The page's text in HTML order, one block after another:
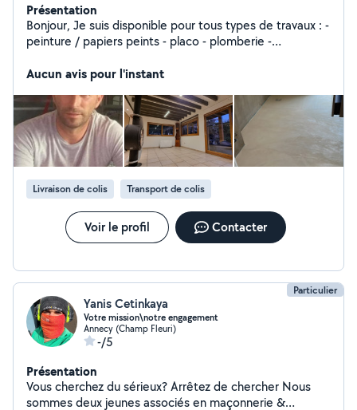
Présentation
Bonjour, Je suis disponible pour tous types de travaux : -
peinture / papiers peints - placo - plomberie -
Aucun avis pour l'instant
Livraison de colis Transport de colis
Voir le profil Contacter
Particulier
Yanis Cetinkaya
Votre mission\notre engagement
Annecy (Champ Fleuri)
-/5
Présentation
Vous cherchez du sérieux? Arrêtez de chercher Nous
sommes deux jeunes associés en maçonnerie &